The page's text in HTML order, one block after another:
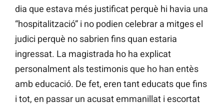
dia que estava més justificat perquè hi havia una
“hospitalització” i no podien celebrar a mitges el
judici perquè no sabrien fins quan estaria
ingressat. La magistrada ho ha explicat
personalment als testimonis que ho han entès
amb educació. De fet, eren tant educats que fins
i tot, en passar un acusat emmanillat i escortat